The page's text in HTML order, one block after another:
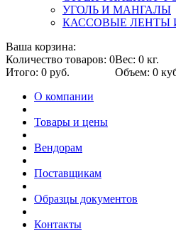
УГОЛЬ И МАНГАЛЫ
КАССОВЫЕ ЛЕНТЫ
Ваша корзина:
Количество товаров: 0Вес: 0 кг.
Итого: 0 руб.
Объем: 0
О компании
Товары и цены
Вендорам
Поставщикам
Образцы документов
Контакты